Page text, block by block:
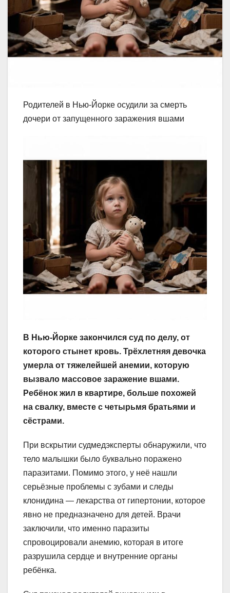
Родителей в Нью-Йорке осудили за смерть
дочери от запущенного заражения вшами
В Нью-Йорке закончился суд по делу, от
которого стынет кровь. Трёхлетняя девочка
умерла от тяжелейшей анемии, которую
вызвало массовое заражение вшами.
Ребёнок жил в квартире, больше похожей
на свалку, вместе с четырьмя братьями и
сёстрами.
При вскрытии судмедэксперты обнаружили, что
тело малышки было буквально поражено
паразитами. Помимо этого, у неё нашли
серьёзные проблемы с зубами и следы
клонидина — лекарства от гипертонии, которое
явно не предназначено для детей. Врачи
заключили, что именно паразиты
спровоцировали анемию, которая в итоге
разрушила сердце и внутренние органы
ребёнка.